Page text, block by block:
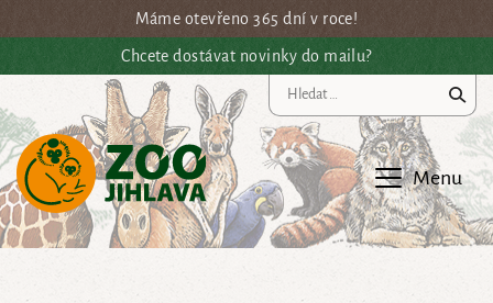
Přejít na hlavní obsahMáme otevřeno 365 dní v roce!
Chcete dostávat novinky do mailu?
Menu